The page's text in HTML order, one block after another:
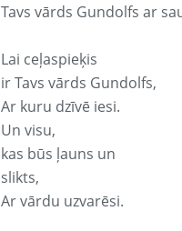
Tavs vārds Gundolfs ar
Lai ceļaspieķis
ir Tavs vārds Gundolfs,
Ar kuru dzīvē iesi.
Un visu,
kas būs ļauns un
slikts,
Ar vārdu uzvarēsi.